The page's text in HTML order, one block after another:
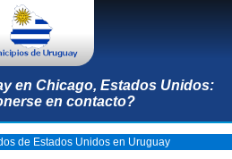
en Chicago, Estados Unidos:
en contacto?
de Estados Unidos en Uruguay